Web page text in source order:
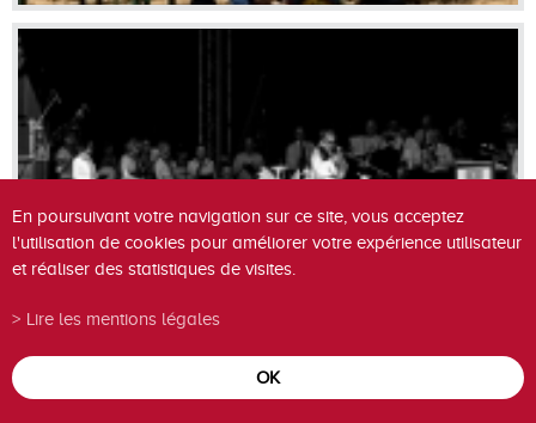
En poursuivant votre navigation sur ce site, vous acceptez
l'utilisation de cookies pour améliorer votre expérience utilisateur
et réaliser des statistiques de visites.
Lire les mentions légales
OK